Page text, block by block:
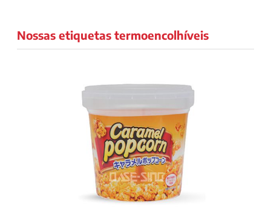
Nossas etiquetas termoencolhíveis